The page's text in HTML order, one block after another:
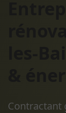
les-
Contractant